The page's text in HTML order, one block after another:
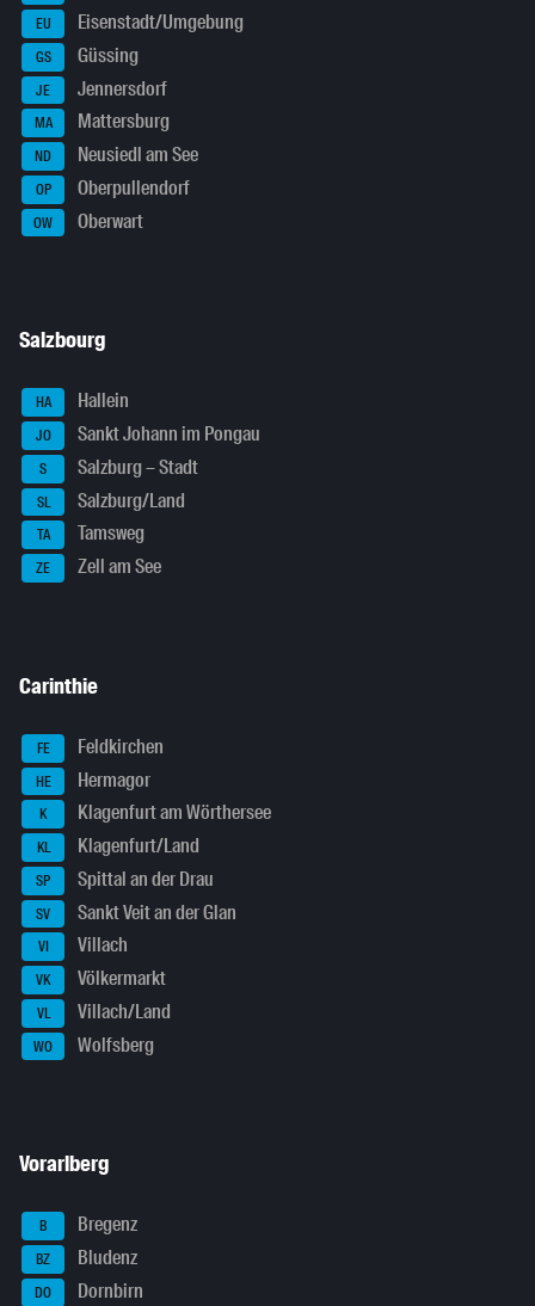
EU Eisenstadt/Umgebung
GS Güssing
JE Jennersdorf
MA Mattersburg
ND Neusiedl am See
OP Oberpullendorf
OW Oberwart
Salzbourg
HA Hallein
JO Sankt Johann im Pongau
S Salzburg – Stadt
SL Salzburg/Land
TA Tamsweg
ZE Zell am See
Carinthie
FE Feldkirchen
HE Hermagor
K Klagenfurt am Wörthersee
KL Klagenfurt/Land
SP Spittal an der Drau
SV Sankt Veit an der Glan
VI Villach
VK Völkermarkt
VL Villach/Land
WO Wolfsberg
Vorarlberg
B Bregenz
BZ Bludenz
DO Dornbirn